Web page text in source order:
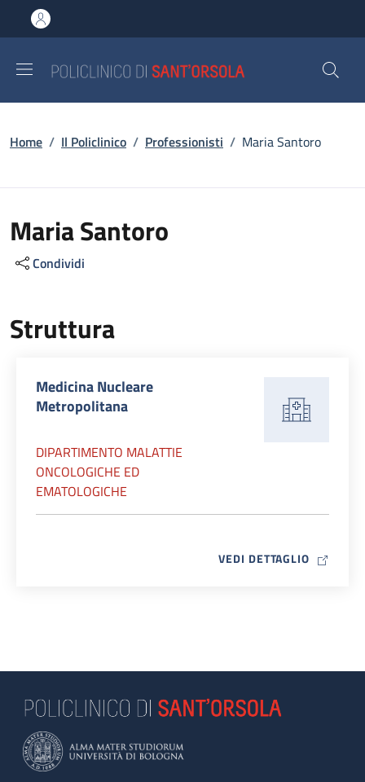
al contenuto principale
to footer content
Briciole di pane
Home / Il Policlinico / Professionisti / Maria Santoro
Maria Santoro
Condividi
Struttura
Medicina Nucleare
Metropolitana
DIPARTIMENTO MALATTIE
ONCOLOGICHE ED
EMATOLOGICHE
VEDI DETTAGLIO MAP ICON